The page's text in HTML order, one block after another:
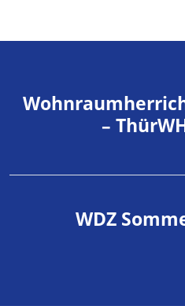
–
WDZ